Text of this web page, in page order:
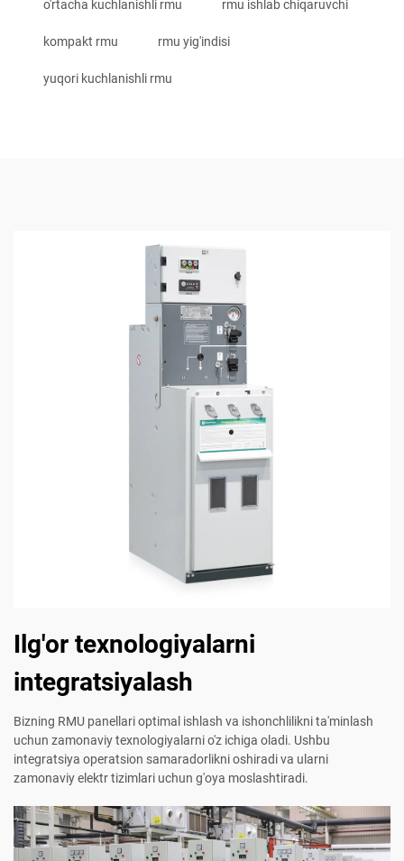
o'rtacha kuchlanishli rmu rmu ishlab chiqaruvchi
kompakt rmu rmu yig'indisi
yuqori kuchlanishli rmu
Ilg'or texnologiyalarni
integratsiyalash
Bizning RMU panellari optimal ishlash va ishonchlilikni ta'minlash
uchun zamonaviy texnologiyalarni o'z ichiga oladi. Ushbu
integratsiya operatsion samaradorlikni oshiradi va ularni
zamonaviy elektr tizimlari uchun g'oya moslashtiradi.